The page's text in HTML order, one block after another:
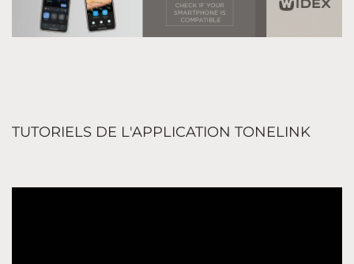
TUTORIELS DE L'APPLICATION TONELINK